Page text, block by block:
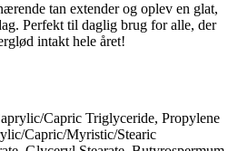
tan extender og oplev en glat,
Perfekt til daglig brug for alle, der
intakt hele året!
Capric Triglyceride, Propylene
Capric/Myristic/Stearic